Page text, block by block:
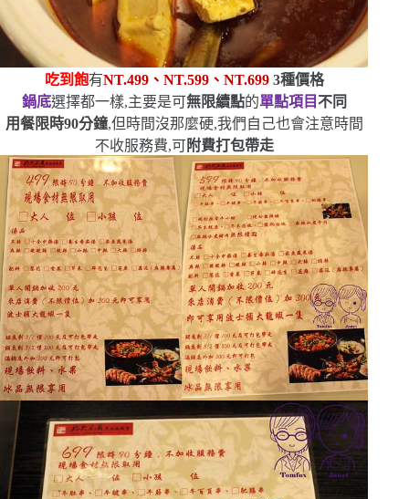
吃到飽有NT.499、 NT.599、 NT.699 3種價格
鍋底選擇都一樣,主要是可無限續點的單點項目不同
用餐限時90分鐘,但時間沒那麼硬,我們自己也會注意時間
不收服務費,可附費打包帶走